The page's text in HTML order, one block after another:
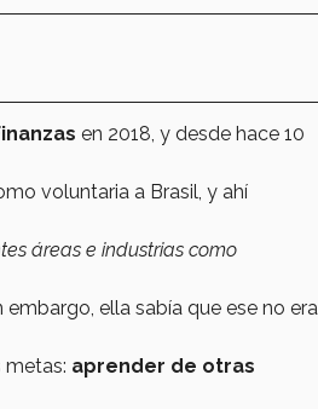
en 2018, y desde hace 10
voluntaria a Brasil, y ahí
áreas e industrias como
ella sabía que ese no era
metas: aprender de otras